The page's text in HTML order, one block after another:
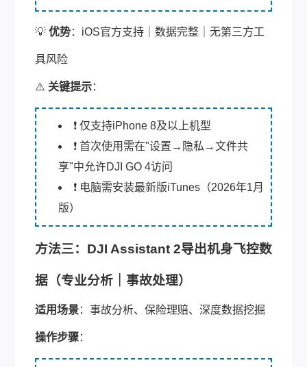
💡 优势：iOS官方支持｜数据完整｜无第三方工
具风险
⚠️ 关键提示：
❗ 仅支持iPhone 8及以上机型
❗ 首次使用需在"设置→隐私→文件共
享"中允许DJI GO 4访问
❗ 电脑需安装最新版iTunes（2026年1月
版）
方法三：DJI Assistant 2导出机身飞控数
据（专业分析｜事故处理）
适用场景：事故分析、保险理赔、深度数据挖掘
操作步骤：